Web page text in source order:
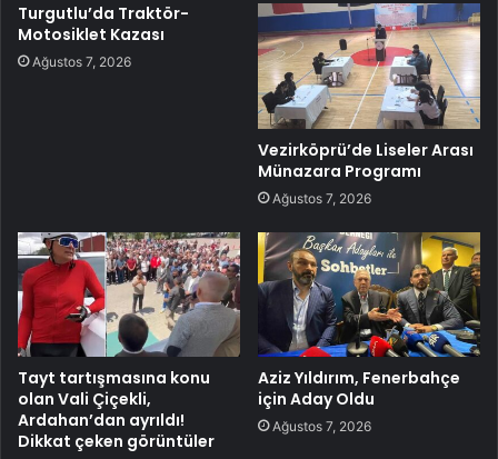
Turgutlu’da Traktör-
Motosiklet Kazası
Ağustos 7, 2026
Vezirköprü’de Liseler Arası
Münazara Programı
Ağustos 7, 2026
Tayt tartışmasına konu
olan Vali Çiçekli,
Ardahan’dan ayrıldı!
Dikkat çeken görüntüler
Aziz Yıldırım, Fenerbahçe
için Aday Oldu
Ağustos 7, 2026